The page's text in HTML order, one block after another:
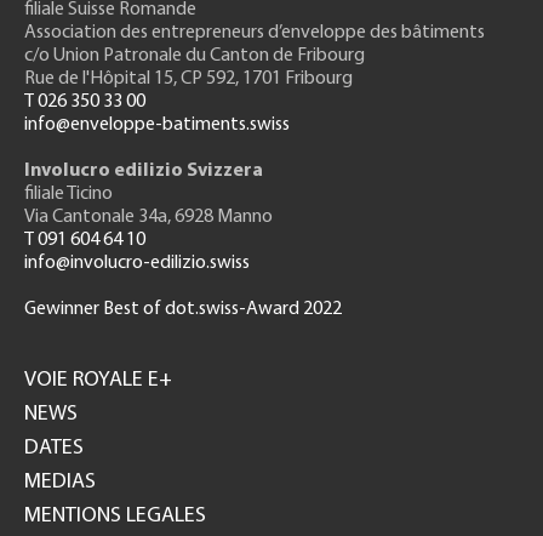
filiale Suisse Romande
Association des entrepreneurs d’enveloppe des bâtiments
c/o Union Patronale du Canton de Fribourg
Rue de l'Hôpital 15, CP 592, 1701 Fribourg
T 026 350 33 00
info@enveloppe-batiments.swiss
Involucro edilizio Svizzera
filiale Ticino
Via Cantonale 34a, 6928 Manno
T 091 604 64 10
info@involucro-edilizio.swiss
Gewinner Best of dot.swiss-Award 2022
GH
VOIE ROYALE E+
NEWS
DATES
MEDIAS
MENTIONS LEGALES